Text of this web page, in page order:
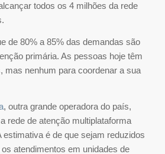
todos os 4 milhões da rede
de 80% a 85% das demandas são
primária. As pessoas hoje têm
mas nenhum para coordenar a sua
, outra grande operadora do país,
rede de atenção multiplataforma
estimativa é de que sejam reduzidos
atendimentos em unidades de